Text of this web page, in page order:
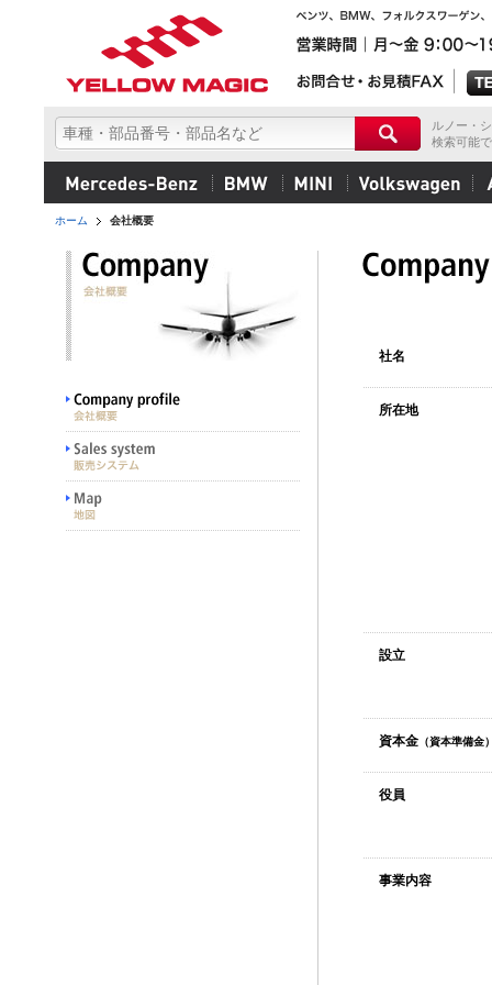
ルノー・
検索可能
ホーム 会社概要
社名
所在地
設立
資本金 （資本準備金
役員
事業内容